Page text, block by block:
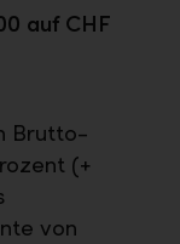
auf CHF
Brutto-
(+
von